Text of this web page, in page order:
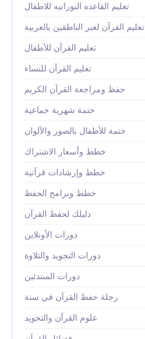
تعليم القاعده النورانيه للاطفال
تعليم القرآن لغير الناطقين بالعربية
تعليم القرآن للأطفال
تعليم القرآن للنساء
حفظ ومراجعة القرآن الكريم
ختمة شهرية جماعية
ختمة للأطفال بالصور والألوان
خطط وأسعار الاشتراك
خطط وإرشادات قرآنية
خطط وبرامج الحفظ
دليلك لحفظ القرآن
دورات الأونلاين
دورات التجويد والتلاوة
دورات المبتدئين
رحلة حفظ القرآن في سنة
علوم القرآن والتجويد